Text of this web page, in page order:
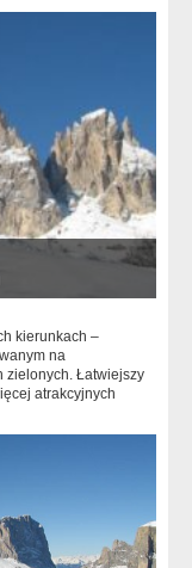
kierunkach –
na
zielonych. Łatwiejszy
atrakcyjnych